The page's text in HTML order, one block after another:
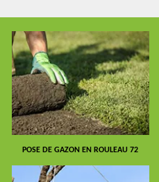
POSE DE GAZON EN ROULEAU 72